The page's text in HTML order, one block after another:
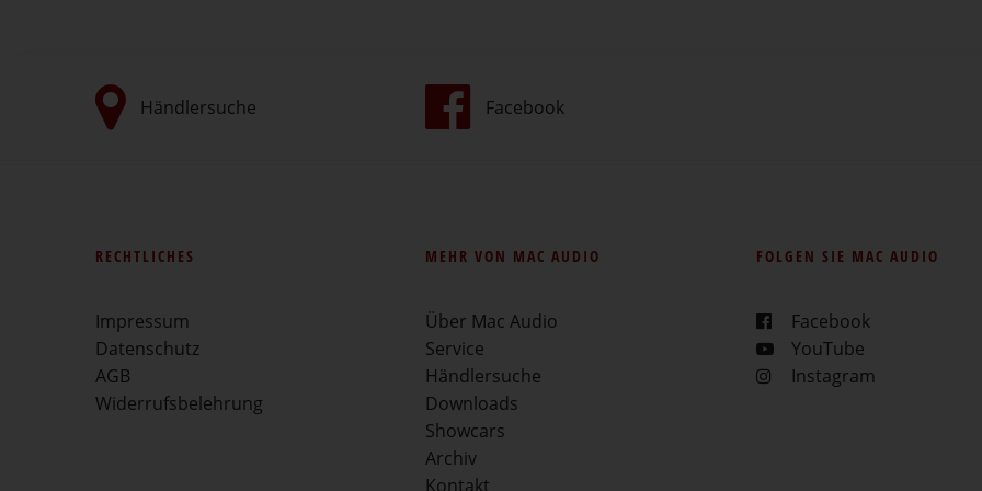
Händlersuche Facebook
RECHTLICHES
Impressum
Datenschutz
AGB
Widerrufsbelehrung
MEHR VON MAC AUDIO
Über Mac Audio
Service
Händlersuche
Downloads
Showcars
Archiv
Kontakt
FOLGEN SIE MAC AUDIO
Facebook
YouTube
Instagram